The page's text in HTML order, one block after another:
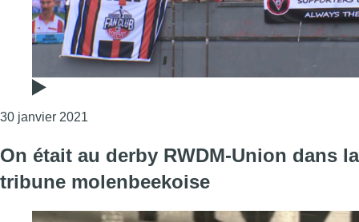
30 janvier 2021
On était au derby RWDM-Union dans la
tribune molenbeekoise